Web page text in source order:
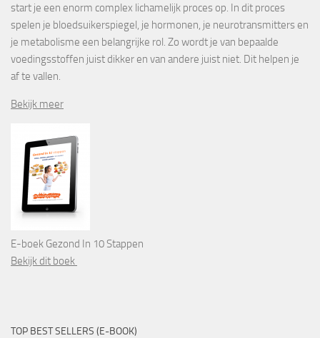
start je een enorm complex lichamelijk proces op. In dit proces
spelen je bloedsuikerspiegel, je hormonen, je neurotransmitters en
je metabolisme een belangrijke rol. Zo wordt je van bepaalde
voedingsstoffen juist dikker en van andere juist niet. Dit helpen je
af te vallen.
Bekijk meer
E-boek Gezond In 10 Stappen
Bekijk dit boek
TOP BEST SELLERS (E-BOOK)